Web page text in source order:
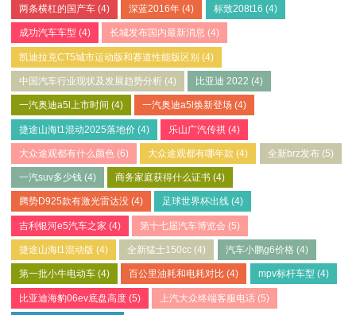
两条横杠的国产车 (4) 深蓝2016年 (4) 标致208t16 (4)
成功汽车车型 (4) 长城发布国内最新消息 (4)
凯迪拉克CT5城市运动版和赛道性能版区别 (4)
中国汽车行业现状及发展趋势分析 (4) 比亚迪 2022 (4)
一汽奥迪a5l上市时间 (4) 一汽奥迪a5l焕新登场 (4)
捷途山海t1混动2025落地价 (4) 乐山广汽传祺 (4)
大众途观都有什么颜色 (6) 大众途观都有哪年款 (4) 全新brz发布(5)
一汽suv多少钱 (4) 商务家庭获得什么证书 (4)
腾势D925款有激光雷达没 (4) 足球世界杯出线 (4)
吉利银河e5汽车之家 (4) 第十七届汽车博览会 (5)
捷途山海t1混动版 (4) 全新猛士150cc (4) 汽车小鹏g6价格 (4)
第一批小牛电动车 (4) 百公里油耗和电耗对比 (4) mpv标杆车型 (4)
比亚迪海豹06ev底盘高度 (5) 上汽大众终端客服电话 (5)